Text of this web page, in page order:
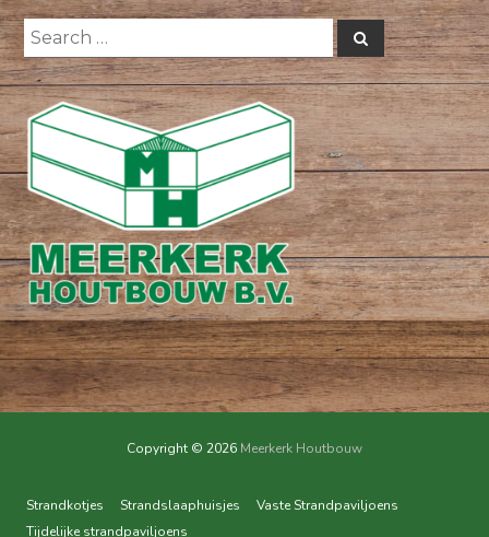
Search
for:
Search
Copyright © 2026 Meerkerk Houtbouw
Strandkotjes Strandslaaphuisjes
Vaste Strandpaviljoens
Tijdelijke strandpaviljoens